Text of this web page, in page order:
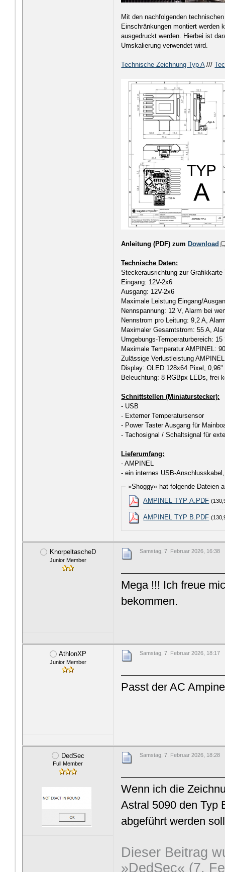
Mit den nachfolgenden
Einschränkungen montiert werden
ausgedruckt werden. Hierbei ist
Umskalierung verwendet wird.
Technische Zeichnung Typ A///
Anleitung (PDF) zum Download
Technische Daten:
Steckerausrichtung zur
Eingang: 12V-2x6
Ausgang: 12V-2x6
Maximale Leistung Eingang/
Nennspannung: 12 V, Alarm bei
Nennstrom pro Leitung: 9,2 A,
Maximaler Gesamtstrom: 55 A,
Umgebungs-Temperaturbereich: 15
Maximale Temperatur AMPINEL:
Zulässige Verlustleistung
Display: OLED 128x64 Pixel,
Beleuchtung: 8 RGBpx LEDs, frei
Schnittstellen (Miniaturstecker):
- USB
- Externer Temperatursensor
- Power Taster Ausgang für
- Tachosignal / Schaltsignal für
Lieferumfang:
- AMPINEL
- ein internes USB-
»Shoggy« hat folgende Dateien
AMPINEL TYP A.PDF
AMPINEL TYP B.PDF
KnorpeltascheD
Junior Member
Samstag, 7. Februar 2026, 16:38
Mega !!! Ich freue
bekommen.
AthlonXP
Junior Member
Samstag, 7. Februar 2026, 18:17
Passt der AC
DedSec
Full Member
Samstag, 7. Februar 2026, 18:28
Wenn ich die
Astral 5090 den Typ
abgeführt werden
Dieser Beitrag
»DedSec« (7.